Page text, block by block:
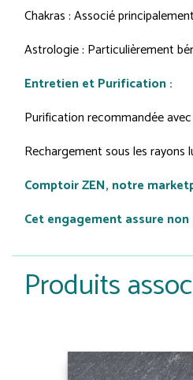
Chakras : Associé
Astrologie : Particulièrement
Entretien et Purification :
Purification recommandée
Rechargement sous les rayons
Comptoir ZEN, notre
Cet engagement assure
Produits